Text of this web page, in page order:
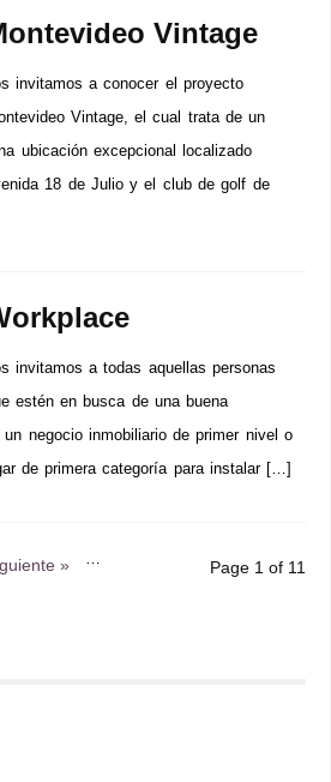
Vintage
invitamos a conocer el proyecto
Vintage, el cual trata de un
ubicación excepcional localizado
18 de Julio y el club de golf de
invitamos a todas aquellas personas
estén en busca de una buena
negocio inmobiliario de primer nivel o
de primera categoría para instalar […]
…
» Page 1 of 11